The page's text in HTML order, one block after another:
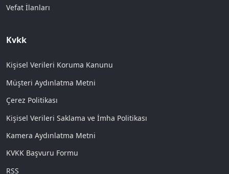
Vefat İlanları
Kvkk
Kişisel Verileri Koruma Kanunu
Müşteri Aydınlatma Metni
Çerez Politikası
Kişisel Verileri Saklama ve İmha Politikası
Kamera Aydınlatma Metni
KVKK Başvuru Formu
RSS